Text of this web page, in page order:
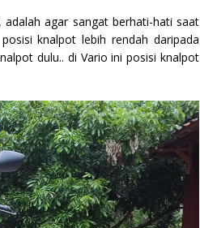
agar sangat berhati-hati saat
knalpot lebih rendah daripada
dulu.. di Vario ini posisi knalpot